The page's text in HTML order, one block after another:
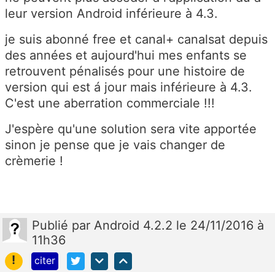
leur version Android inférieure à 4.3.
je suis abonné free et canal+ canalsat depuis
des années et aujourd'hui mes enfants se
retrouvent pénalisés pour une histoire de
version qui est á jour mais inférieure à 4.3.
C'est une aberration commerciale !!!
J'espère qu'une solution sera vite apportée
sinon je pense que je vais changer de
crèmerie !
Publié par Android 4.2.2 le 24/11/2016 à
11h36
!
citer